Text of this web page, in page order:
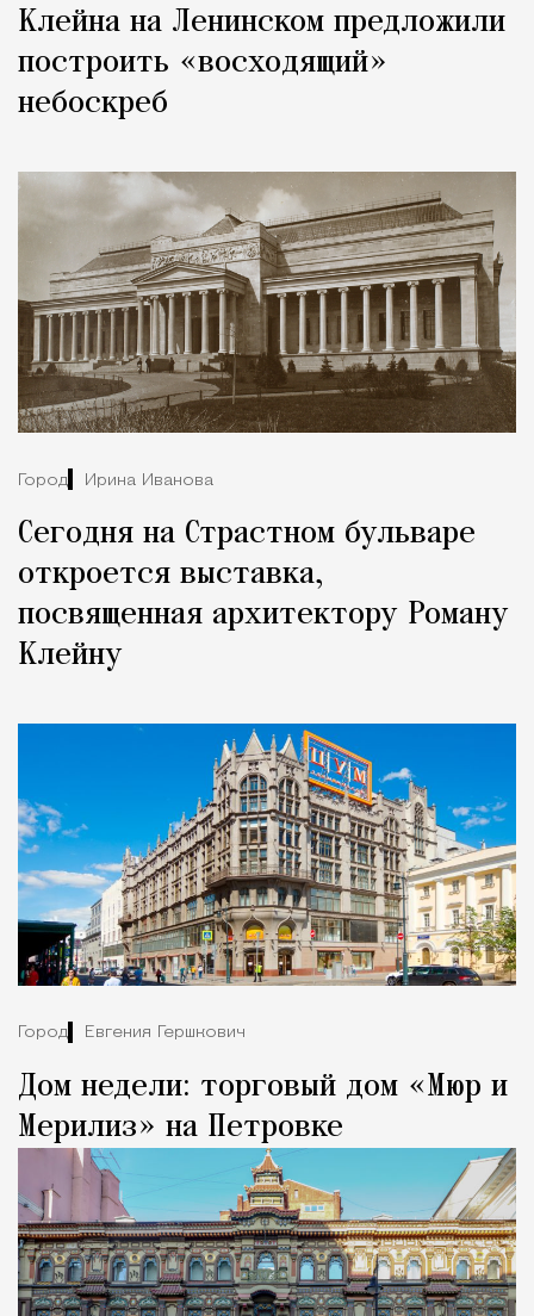
Клейна на Ленинском предложили
построить «восходящий»
небоскреб
Город Ирина Иванова
Сегодня на Страстном бульваре
откроется выставка,
посвященная архитектору Роману
Клейну
Город Евгения Гершкович
Дом недели: торговый дом «Мюр и
Мерилиз» на Петровке